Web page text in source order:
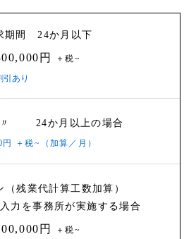
期間 24か月以下
円
＋税~
あり
月以上の場合
＋税~ （加算／月）
（残業代計算工数加算）
力を事務所が実施する場合
円 ＋税~